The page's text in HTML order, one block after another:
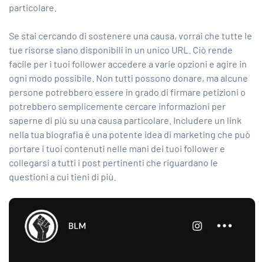
particolare.
Se stai cercando di sostenere una causa, vorrai che tutte le
tue risorse siano disponibili in un unico URL. Ciò rende
facile per i tuoi follower accedere a varie opzioni e agire in
ogni modo possibile. Non tutti possono donare, ma alcune
persone potrebbero essere in grado di firmare petizioni o
potrebbero semplicemente cercare informazioni per
saperne di più su una causa particolare. Includere un link
nella tua biografia è una potente idea di marketing che può
portare i tuoi contenuti nelle mani dei tuoi follower e
collegarsi a tutti i post pertinenti che riguardano le
questioni a cui tieni di più.